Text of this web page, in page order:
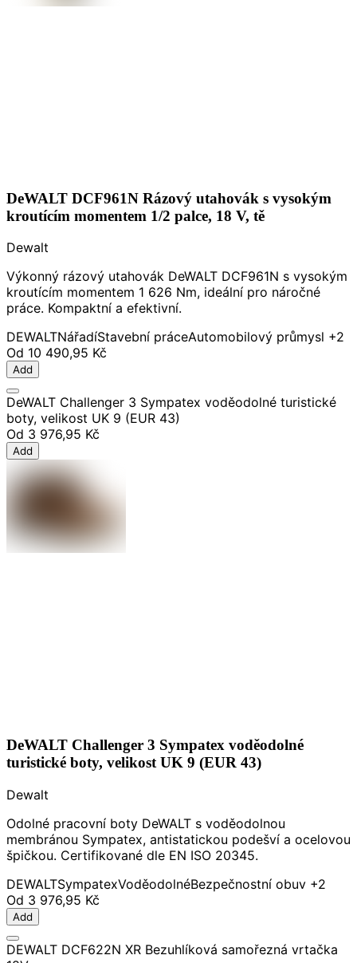
DeWALT DCF961N Rázový utahovák s vysokým
kroutícím momentem 1/2 palce, 18 V, tě
Dewalt
Výkonný rázový utahovák DeWALT DCF961N s vysokým
kroutícím momentem 1 626 Nm, ideální pro náročné
práce. Kompaktní a efektivní.
DEWALTNářadíStavební práceAutomobilový průmysl +2
Od 10 490,95 Kč
Add
DeWALT Challenger 3 Sympatex voděodolné turistické
boty, velikost UK 9 (EUR 43)
Od 3 976,95 Kč
Add
DeWALT Challenger 3 Sympatex voděodolné
turistické boty, velikost UK 9 (EUR 43)
Dewalt
Odolné pracovní boty DeWALT s voděodolnou
membránou Sympatex, antistatickou podešví a ocelovou
špičkou. Certifikované dle EN ISO 20345.
DEWALTSympatexVoděodolnéBezpečnostní obuv +2
Od 3 976,95 Kč
Add
DEWALT DCF622N XR Bezuhlíková samořezná vrtačka